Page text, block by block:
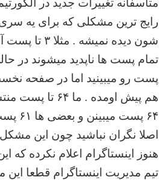
متاسفانه تغییرات جدید در
رایج ترین مشکلی که برای یه
شون دیده
تمام پست ها ناپدید میشوند در
پست رو میبینید اما در صفحه
هم پیش اومده .
۶۴
اصلا نگران نباشید چون این
هنوز اینستاگرام اعلام نکرده
تیم مدیریت اینستاگرام قطعا